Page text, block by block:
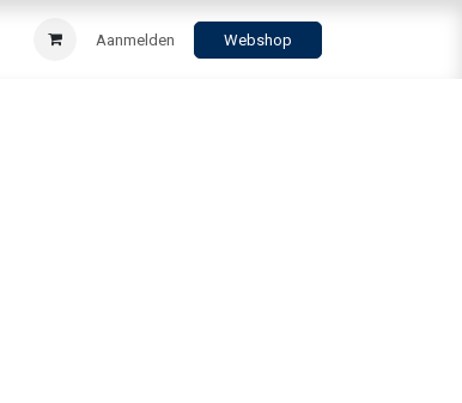
Aanmelden Webshop